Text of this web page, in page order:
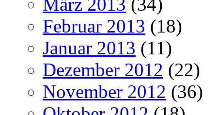
März 2013 (34)
Februar 2013 (18)
Januar 2013 (11)
Dezember 2012 (22)
November 2012 (36)